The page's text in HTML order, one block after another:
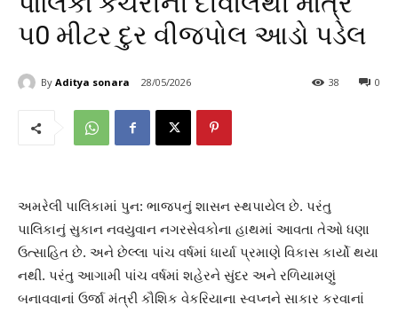
પ0 મીટર દુર વીજપોલ આડો પડેલ
By Aditya sonara 28/05/2026 0
38
અમરેલી પાલિકામાં પુન: ભાજપનું શાસન સ્થપાયેલ છે. પરંતુ
પાલિકાનું સુકાન નવયુવાન નગરસેવકોના હાથમાં આવતા તેઓ ધણા
ઉત્સાહિત છે. અને છેલ્લા પાંચ વર્ષમાં ધાર્યા પ્રમાણે વિકાસ કાર્યો થયા
નથી. પરંતુ આગામી પાંચ વર્ષમાં શહેરને સુંદર અને રળિયામણું
બનાવવાનાં ઉર્જા મંત્રી કૌશિક વેકરિયાના સ્વપ્નને સાકાર કરવાનાં